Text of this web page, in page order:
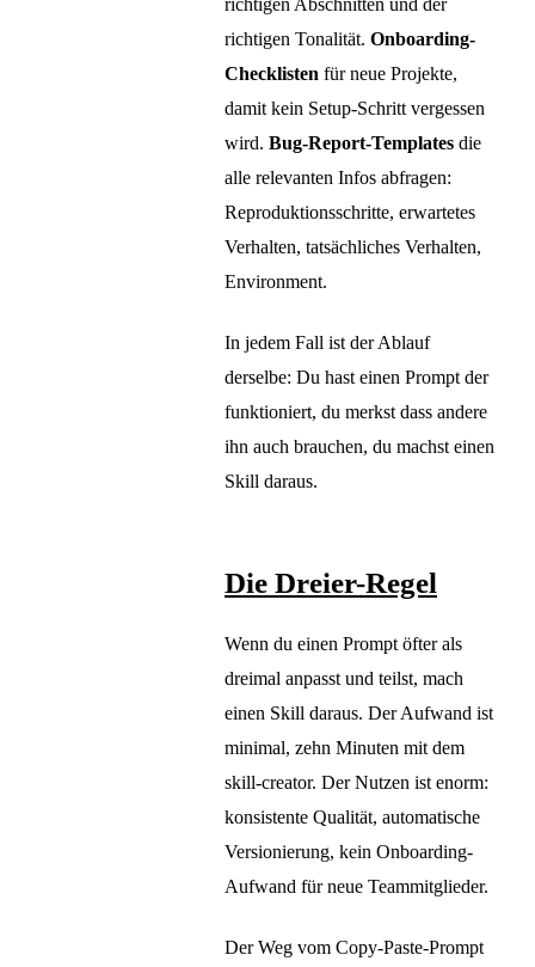
richtigen Abschnitten und der
richtigen Tonalität. Onboarding-
Checklisten für neue Projekte,
damit kein Setup-Schritt vergessen
wird. Bug-Report-Templates die
alle relevanten Infos abfragen:
Reproduktionsschritte, erwartetes
Verhalten, tatsächliches Verhalten,
Environment.
In jedem Fall ist der Ablauf
derselbe: Du hast einen Prompt der
funktioniert, du merkst dass andere
ihn auch brauchen, du machst einen
Skill daraus.
Die Dreier-Regel
Wenn du einen Prompt öfter als
dreimal anpasst und teilst, mach
einen Skill daraus. Der Aufwand ist
minimal, zehn Minuten mit dem
skill-creator. Der Nutzen ist enorm:
konsistente Qualität, automatische
Versionierung, kein Onboarding-
Aufwand für neue Teammitglieder.
Der Weg vom Copy-Paste-Prompt